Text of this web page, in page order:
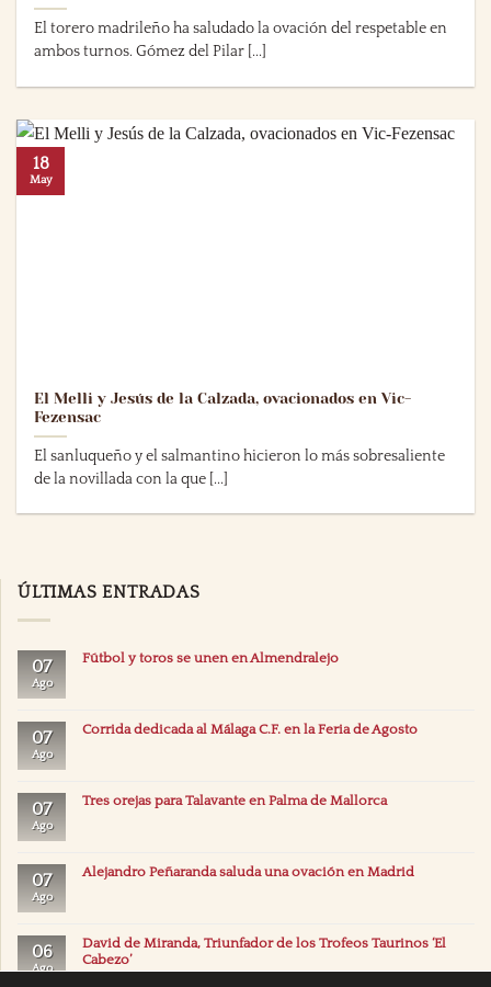
El torero madrileño ha saludado la ovación del respetable en
ambos turnos. Gómez del Pilar [...]
El Melli y Jesús de la Calzada, ovacionados en Vic-
Fezensac
El sanluqueño y el salmantino hicieron lo más sobresaliente
de la novillada con la que [...]
18
May
ÚLTIMAS ENTRADAS
07
Ago
Fútbol y toros se unen en Almendralejo
07
Ago
Corrida dedicada al Málaga C.F. en la Feria de Agosto
07
Ago
Tres orejas para Talavante en Palma de Mallorca
07
Ago
Alejandro Peñaranda saluda una ovación en Madrid
06
Ago
David de Miranda, Triunfador de los Trofeos Taurinos ‘El
Cabezo’